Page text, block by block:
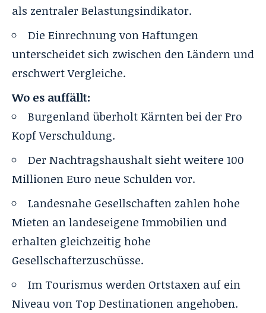
als zentraler Belastungsindikator.
Die Einrechnung von Haftungen
unterscheidet sich zwischen den Ländern und
erschwert Vergleiche.
Wo es auffällt:
Burgenland überholt Kärnten bei der Pro
Kopf Verschuldung.
Der Nachtragshaushalt sieht weitere 100
Millionen Euro neue Schulden vor.
Landesnahe Gesellschaften zahlen hohe
Mieten an landeseigene Immobilien und
erhalten gleichzeitig hohe
Gesellschafterzuschüsse.
Im Tourismus werden Ortstaxen auf ein
Niveau von Top Destinationen angehoben.